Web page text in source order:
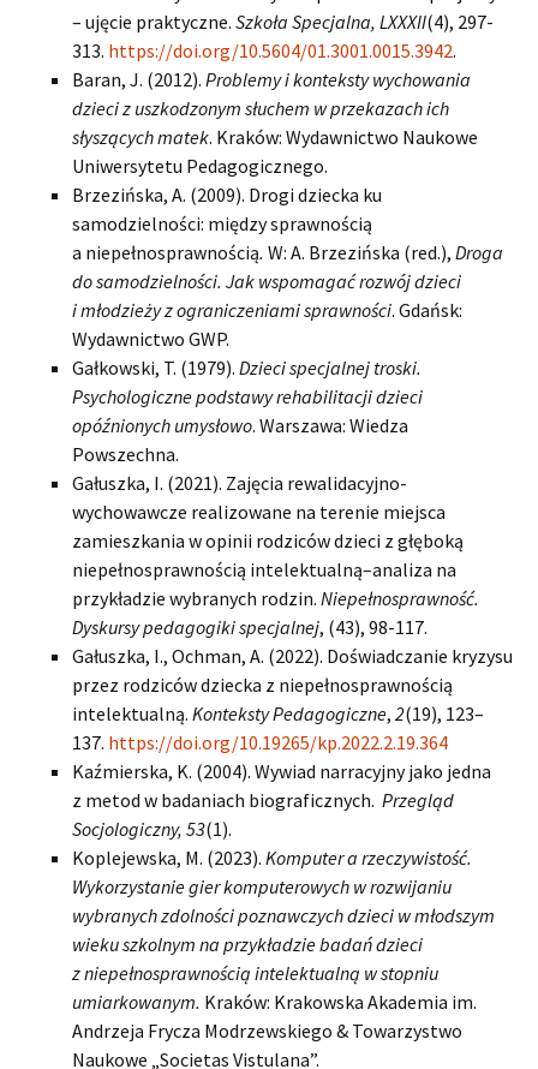
– ujęcie praktyczne. Szkoła Specjalna, LXXXII(4), 297-
313. https://doi.org/10.5604/01.3001.0015.3942.
Baran, J. (2012). Problemy i konteksty wychowania
dzieci z uszkodzonym słuchem w przekazach ich
słyszących matek. Kraków: Wydawnictwo Naukowe
Uniwersytetu Pedagogicznego.
Brzezińska, A. (2009). Drogi dziecka ku
samodzielności: między sprawnością
a niepełnosprawnością. W: A. Brzezińska (red.), Droga
do samodzielności. Jak wspomagać rozwój dzieci
i młodzieży z ograniczeniami sprawności. Gdańsk:
Wydawnictwo GWP.
Gałkowski, T. (1979). Dzieci specjalnej troski.
Psychologiczne podstawy rehabilitacji dzieci
opóźnionych umysłowo. Warszawa: Wiedza
Powszechna.
Gałuszka, I. (2021). Zajęcia rewalidacyjno-
wychowawcze realizowane na terenie miejsca
zamieszkania w opinii rodziców dzieci z głęboką
niepełnosprawnością intelektualną–analiza na
przykładzie wybranych rodzin. Niepełnosprawność.
Dyskursy pedagogiki specjalnej, (43), 98-117.
Gałuszka, I., Ochman, A. (2022). Doświadczanie kryzysu
przez rodziców dziecka z niepełnosprawnością
intelektualną. Konteksty Pedagogiczne, 2(19), 123–
137. https://doi.org/10.19265/kp.2022.2.19.364
Kaźmierska, K. (2004). Wywiad narracyjny jako jedna
z metod w badaniach biograficznych. Przegląd
Socjologiczny, 53(1).
Koplejewska, M. (2023). Komputer a rzeczywistość.
Wykorzystanie gier komputerowych w rozwijaniu
wybranych zdolności poznawczych dzieci w młodszym
wieku szkolnym na przykładzie badań dzieci
z niepełnosprawnością intelektualną w stopniu
umiarkowanym. Kraków: Krakowska Akademia im.
Andrzeja Frycza Modrzewskiego & Towarzystwo
Naukowe „Societas Vistulana”.